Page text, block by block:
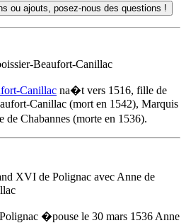
Beaufort-Canillac
Canillac na�t vers 1516, fille de
Canillac (mort en 1542), Marquis
Chabannes (morte en 1536).
XVI de Polignac avec Anne de
�pouse le 30 mars 1536 Anne